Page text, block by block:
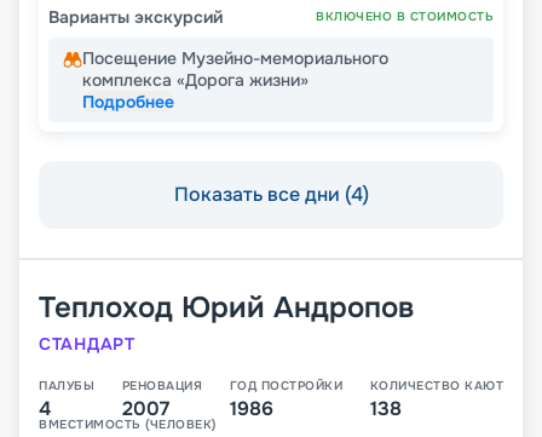
Варианты экскурсий ВКЛЮЧЕНО В СТОИМОСТЬ
Посещение Музейно-мемориального
комплекса «Дорога жизни»
Подробнее
Показать все дни (4)
Теплоход Юрий Андропов
СТАНДАРТ
ПАЛУБЫ
4
РЕНОВАЦИЯ
2007
ГОД ПОСТРОЙКИ
1986
КОЛИЧЕСТВО КАЮТ
138
ВМЕСТИМОСТЬ (ЧЕЛОВЕК)